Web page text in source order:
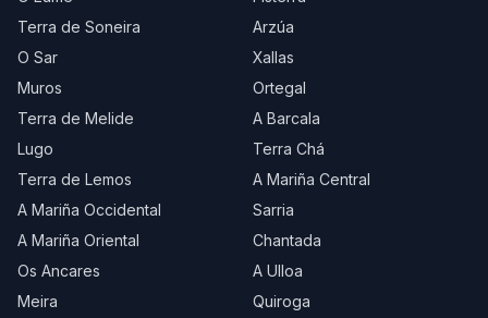
Terra de Soneira
Arzúa
O Sar
Xallas
Muros
Ortegal
Terra de Melide
A Barcala
Lugo
Terra Chá
Terra de Lemos
A Mariña Central
A Mariña Occidental
Sarria
A Mariña Oriental
Chantada
Os Ancares
A Ulloa
Meira
Quiroga